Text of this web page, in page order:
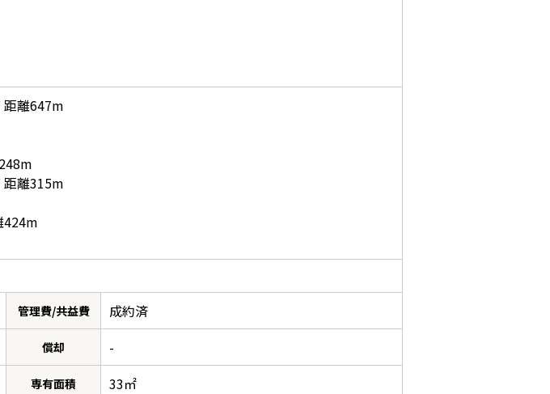
距離647m
距離315m
424m
管理費/共益費 成約済
償却 -
専有面積 33㎡